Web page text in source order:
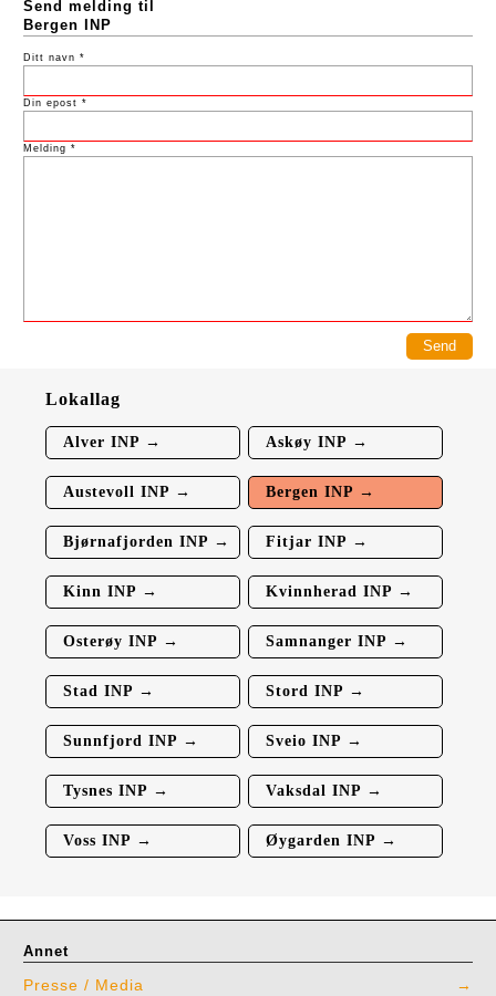
Send melding til
Bergen INP
Ditt navn *
Din epost *
Melding *
Lokallag
Alver INP → Askøy INP →
Austevoll INP → Bergen INP →
Bjørnafjorden INP → Fitjar INP →
Kinn INP → Kvinnherad INP →
Osterøy INP → Samnanger INP →
Stad INP → Stord INP →
Sunnfjord INP → Sveio INP →
Tysnes INP → Vaksdal INP →
Voss INP → Øygarden INP →
Annet
Presse / Media